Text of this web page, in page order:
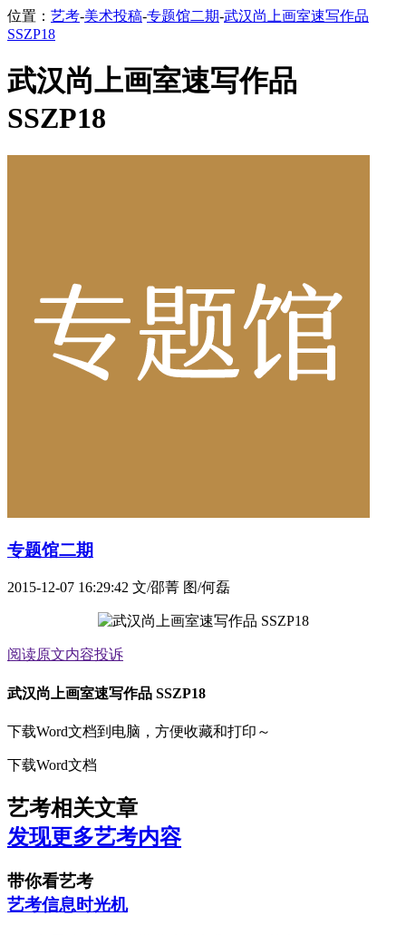
位置： 艺考-美术投稿-专题馆二期-武汉尚上画室速写作品
SSZP18
武汉尚上画室速写作品
SSZP18
专题馆二期
2015-12-07 16:29:42 文/邵菁 图/何磊
阅读原文内容投诉
武汉尚上画室速写作品 SSZP18
下载Word文档到电脑，方便收藏和打印～
下载Word文档
艺考相关文章
发现更多艺考内容
带你看艺考
艺考信息时光机